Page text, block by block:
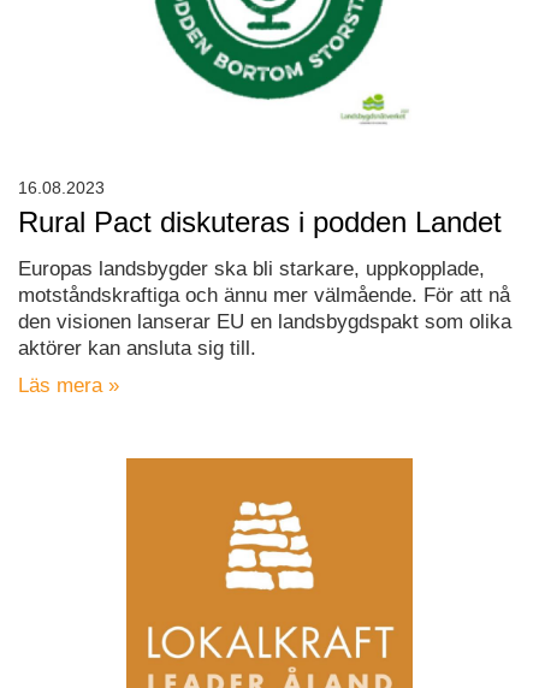
Rural Pact diskuteras i podden Landet
Europas landsbygder ska bli starkare, uppkopplade,
motståndskraftiga och ännu mer välmående. För att nå
den visionen lanserar EU en landsbygdspakt som olika
aktörer kan ansluta sig till.
Läs mera »
16.08.2023